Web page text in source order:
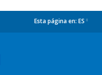
Esta página en: ES